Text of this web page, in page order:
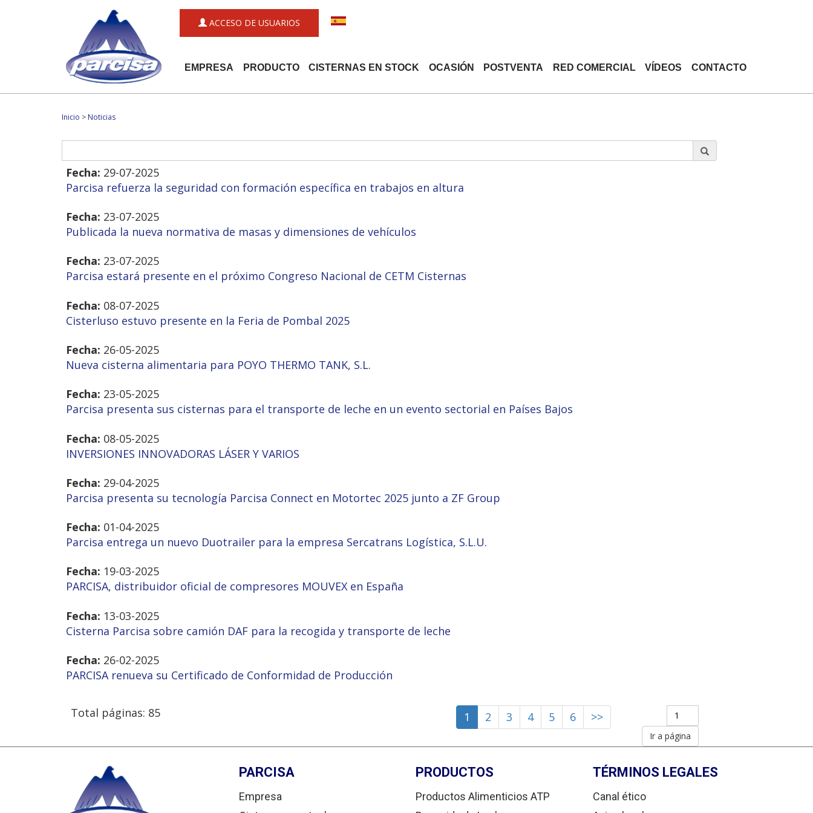
ACCESO DE USUARIOS
EMPRESA PRODUCTO CISTERNAS EN STOCK OCASIÓN POSTVENTA RED COMERCIAL VÍDEOS CONTACTO
Inicio > Noticias
Fecha: 29-07-2025
Parcisa refuerza la seguridad con formación específica en trabajos en altura
Fecha: 23-07-2025
Publicada la nueva normativa de masas y dimensiones de vehículos
Fecha: 23-07-2025
Parcisa estará presente en el próximo Congreso Nacional de CETM Cisternas
Fecha: 08-07-2025
Cisterluso estuvo presente en la Feria de Pombal 2025
Fecha: 26-05-2025
Nueva cisterna alimentaria para POYO THERMO TANK, S.L.
Fecha: 23-05-2025
Parcisa presenta sus cisternas para el transporte de leche en un evento sectorial en Países Bajos
Fecha: 08-05-2025
INVERSIONES INNOVADORAS LÁSER Y VARIOS
Fecha: 29-04-2025
Parcisa presenta su tecnología Parcisa Connect en Motortec 2025 junto a ZF Group
Fecha: 01-04-2025
Parcisa entrega un nuevo Duotrailer para la empresa Sercatrans Logística, S.L.U.
Fecha: 19-03-2025
PARCISA, distribuidor oficial de compresores MOUVEX en España
Fecha: 13-03-2025
Cisterna Parcisa sobre camión DAF para la recogida y transporte de leche
Fecha: 26-02-2025
PARCISA renueva su Certificado de Conformidad de Producción
Total páginas: 85 1 2 3 4 5 6 >>
PARCISA
Empresa
PRODUCTOS
Productos Alimenticios ATP
TÉRMINOS LEGALES
Canal ético